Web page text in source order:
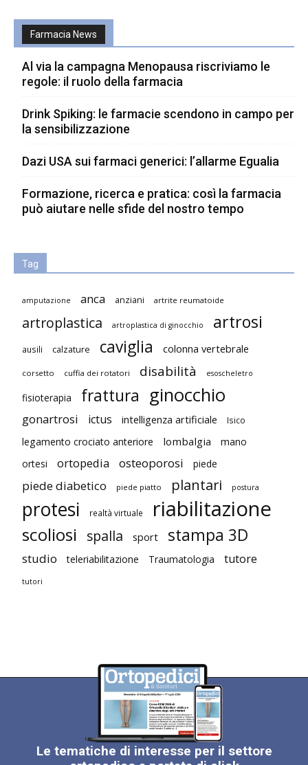
Farmacia News
Al via la campagna Menopausa riscriviamo le
regole: il ruolo della farmacia
Drink Spiking: le farmacie scendono in campo per
la sensibilizzazione
Dazi USA sui farmaci generici: l’allarme Egualia
Formazione, ricerca e pratica: così la farmacia
può aiutare nelle sfide del nostro tempo
Tag
amputazione anca anziani artrite reumatoide
artroplastica artroplastica di ginocchio artrosi
ausili calzature caviglia colonna vertebrale
corsetto cuffia dei rotatori disabilità esoscheletro
fisioterapia frattura ginocchio
gonartrosi ictus intelligenza artificiale Isico
legamento crociato anteriore lombalgia
mano
ortesi
ortopedia osteoporosi piede
piede diabetico piede piatto plantari postura
protesi realtà virtuale riabilitazione
scoliosi spalla sport stampa 3D
studio teleriabilitazione Traumatologia tutore
tutori
Le tematiche di interesse per il settore